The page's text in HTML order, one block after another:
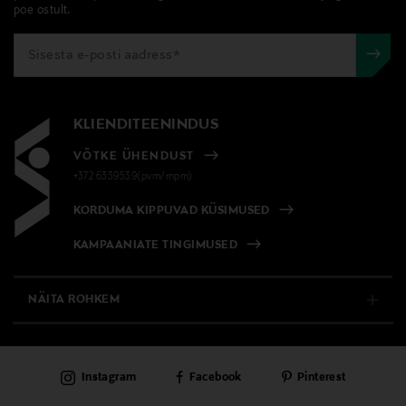
Tootjamaa
SAKSAMAA
Valmistaja tootenumber
4005808180875
Beiersdorf Oy
PL 91, 20101 Turku, Finland
E-POE TAGASTUSED
poe ostult.
KLIENDITEENINDUS
VÕTKE ÜHENDUST
+372 6339539(pvm/mpm)
KORDUMA KIPPUVAD KÜSIMUSED
KAMPAANIATE TINGIMUSED
NÄITA ROHKEM
PÜSIKLIENDITEENINDUS
Instagram Facebook Pinterest